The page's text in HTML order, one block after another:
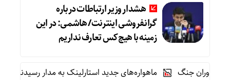
هشدار وزیر ارتباطات درباره
گرانفروشی اینترنت/ هاشمی: در این
زمینه با هیچ‌کس تعارف نداریم
ماهواره‌های جدید استارلینک به مدار رسیدند / پرتاب ۲۴ ماهواره با یک موشک